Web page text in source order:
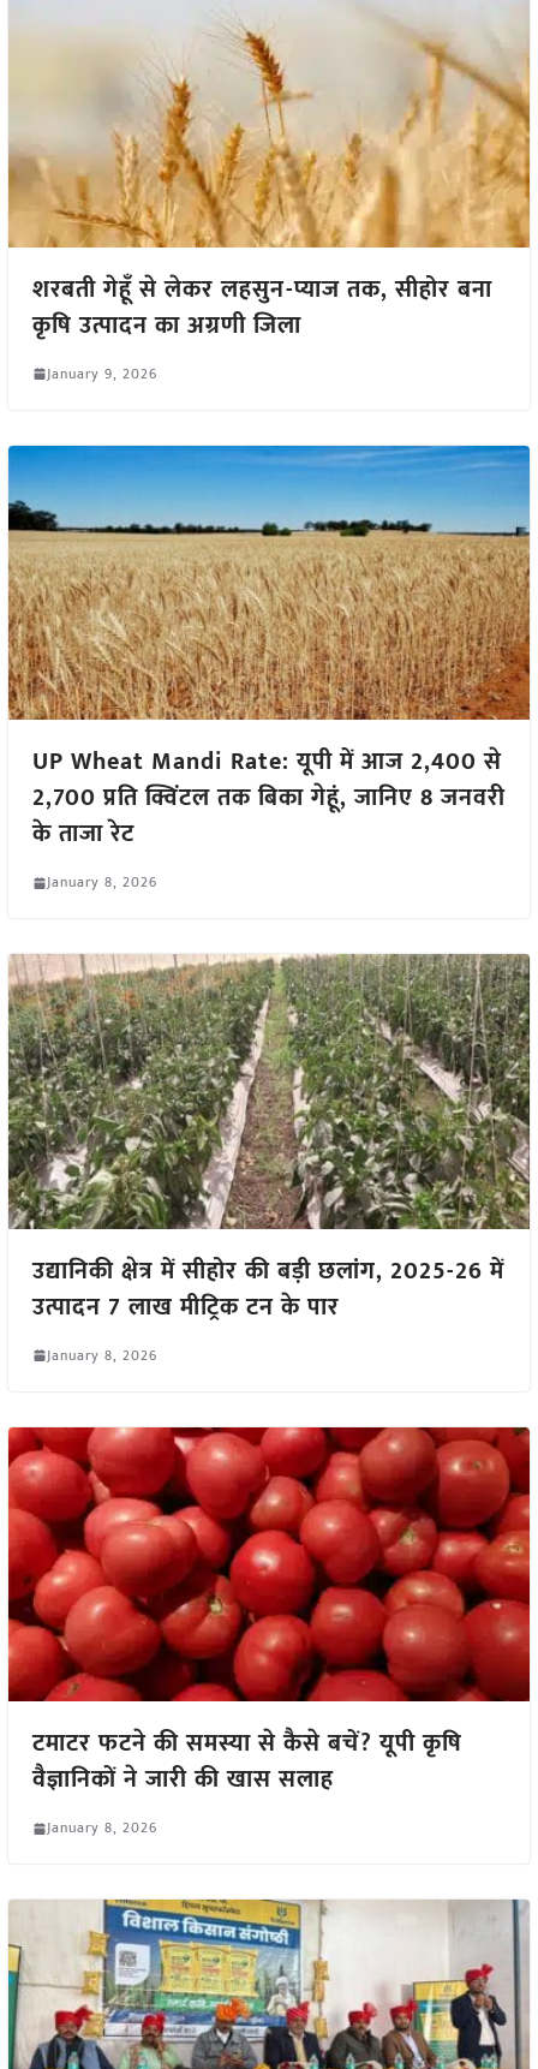
शरबती गेहूँ से लेकर लहसुन-प्याज तक, सीहोर बना
कृषि उत्पादन का अग्रणी जिला
January 9, 2026
UP Wheat Mandi Rate: यूपी में आज 2,400 से
2,700 प्रति क्विंटल तक बिका गेहूं, जानिए 8 जनवरी
के ताजा रेट
January 8, 2026
उद्यानिकी क्षेत्र में सीहोर की बड़ी छलांग, 2025-26 में
उत्पादन 7 लाख मीट्रिक टन के पार
January 8, 2026
टमाटर फटने की समस्या से कैसे बचें? यूपी कृषि
वैज्ञानिकों ने जारी की खास सलाह
January 8, 2026